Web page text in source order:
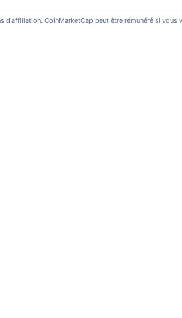
d'affiliation. CoinMarketCap peut être rémunéré si